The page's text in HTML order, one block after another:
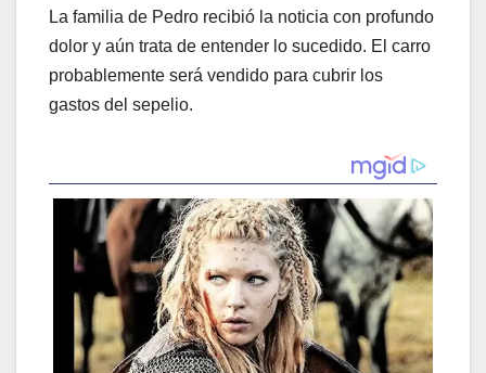
La familia de Pedro recibió la noticia con profundo
dolor y aún trata de entender lo sucedido. El carro
probablemente será vendido para cubrir los
gastos del sepelio.